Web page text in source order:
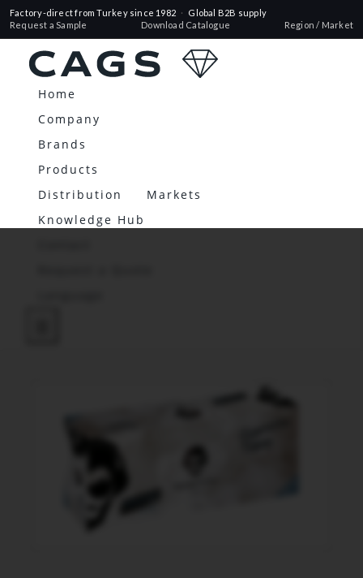
Factory-direct from Turkey since 1982 ·
Global B2B supply
Request a Sample
Download Catalogue Region / Market
Home
Company
Brands
Products
Distribution
Markets
Knowledge Hub